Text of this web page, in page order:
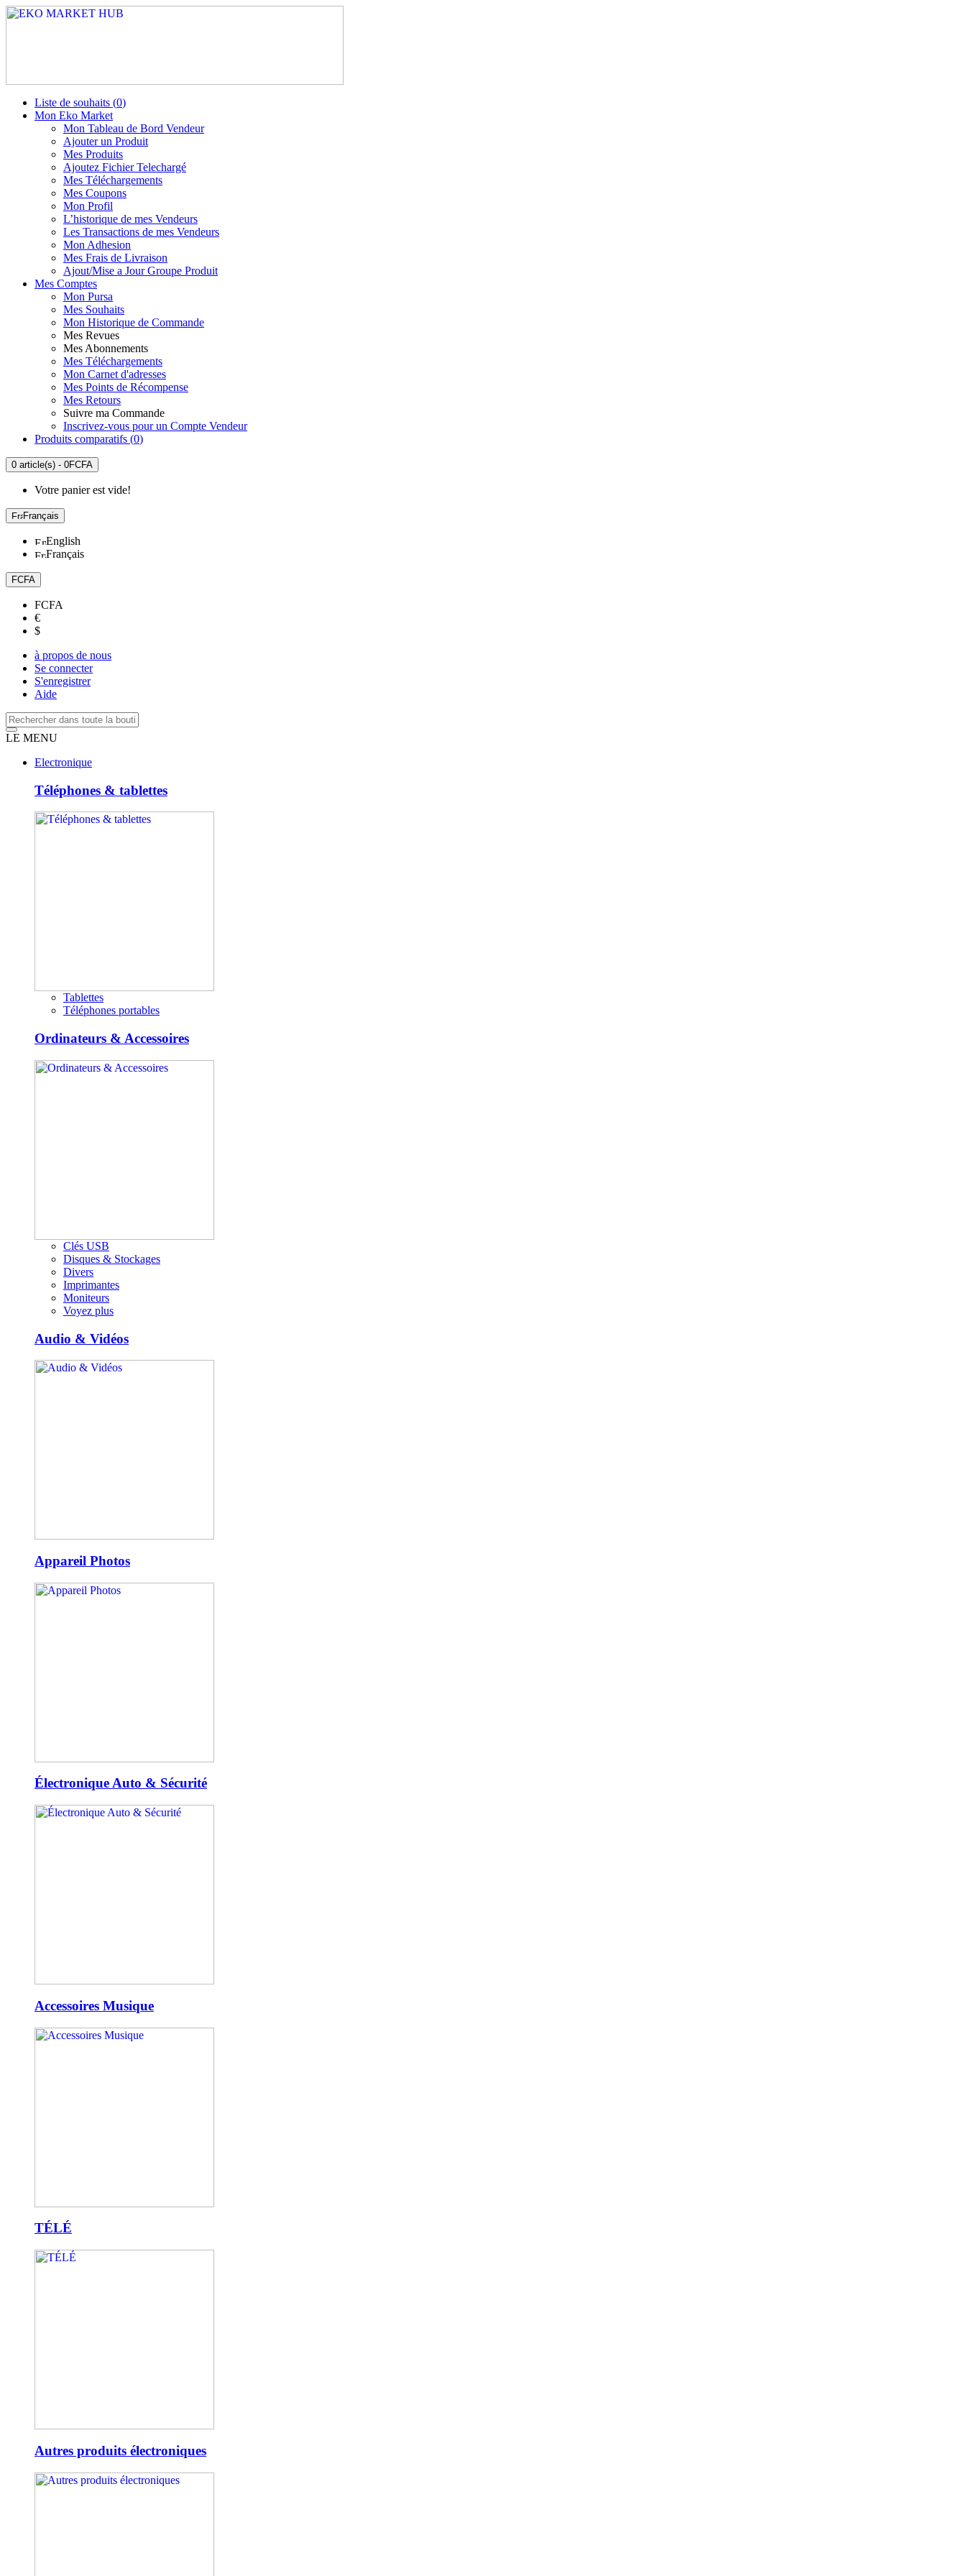
Liste de souhaits (0)
Mon Eko Market
Mon Tableau de Bord Vendeur
Ajouter un Produit
Mes Produits
Ajoutez Fichier Telechargé
Mes Téléchargements
Mes Coupons
Mon Profil
L’historique de mes Vendeurs
Les Transactions de mes Vendeurs
Mon Adhesion
Mes Frais de Livraison
Ajout/Mise a Jour Groupe Produit
Mes Comptes
Mon Pursa
Mes Souhaits
Mon Historique de Commande
Mes Revues
Mes Abonnements
Mes Téléchargements
Mon Carnet d'adresses
Mes Points de Récompense
Mes Retours
Suivre ma Commande
Inscrivez-vous pour un Compte Vendeur
Produits comparatifs (0)
0 article(s) - 0FCFA
Votre panier est vide!
Français
English
Français
FCFA
FCFA
€
$
à propos de nous
Se connecter
S'enregistrer
Aide
LE MENU
Electronique
Téléphones & tablettes
Tablettes
Téléphones portables
Ordinateurs & Accessoires
Clés USB
Disques & Stockages
Divers
Imprimantes
Moniteurs
Voyez plus
Audio & Vidéos
Appareil Photos
Électronique Auto & Sécurité
Accessoires Musique
TÉLÉ
Autres produits électroniques